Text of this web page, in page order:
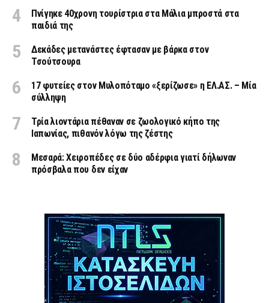
Πνίγηκε 40χρονη τουρίστρια στα Μάλια μπροστά στα
παιδιά της
Δεκάδες μετανάστες έφτασαν με βάρκα στον
Τσούτσουρα
17 φυτείες στον Μυλοπόταμο «ξερίζωσε» η ΕΛ.ΑΣ. – Μία
σύλληψη
Τρία λιοντάρια πέθαναν σε ζωολογικό κήπο της
Ιαπωνίας, πιθανόν λόγω της ζέστης
Μεσαρά: Χειροπέδες σε δύο αδέρφια γιατί δήλωναν
πρόσβαλα που δεν είχαν